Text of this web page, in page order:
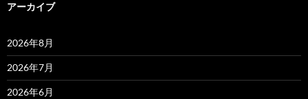
アーカイブ
2026年8月
2026年7月
2026年6月